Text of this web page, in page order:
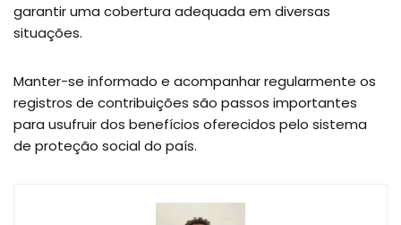
garantir uma cobertura adequada em diversas
situações.
Manter-se informado e acompanhar regularmente os
registros de contribuições são passos importantes
para usufruir dos benefícios oferecidos pelo sistema
de proteção social do país.